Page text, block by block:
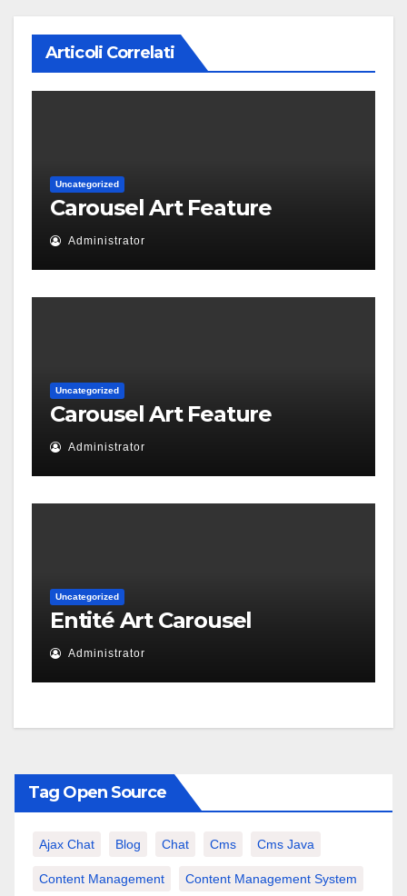
Articoli Correlati
Uncategorized
Carousel Art Feature
Administrator
Uncategorized
Carousel Art Feature
Administrator
Uncategorized
Entité Art Carousel
Administrator
Tag Open Source
Ajax Chat Blog Chat Cms Cms Java
Content Management Content Management System